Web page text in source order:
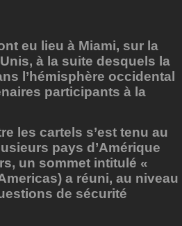
eu lieu à Miami, sur la
à la suite desquels la
l’hémisphère occidental
participants à la
les cartels s’est tenu au
pays d’Amérique
un sommet intitulé «
a réuni, au niveau
de sécurité